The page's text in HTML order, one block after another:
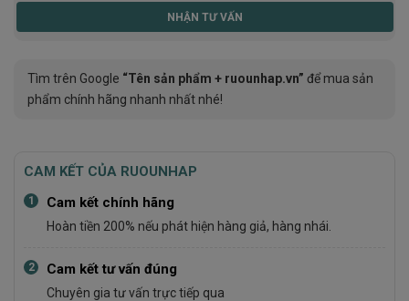
Tìm trên Google “Tên sản phẩm + ruounhap.vn” để mua sản
phẩm chính hãng nhanh nhất nhé!
CAM KẾT CỦA RUOUNHAP
1 Cam kết chính hãng
Hoàn tiền 200% nếu phát hiện hàng giả, hàng nhái.
2 Cam kết tư vấn đúng
Chuyên gia tư vấn trực tiếp qua